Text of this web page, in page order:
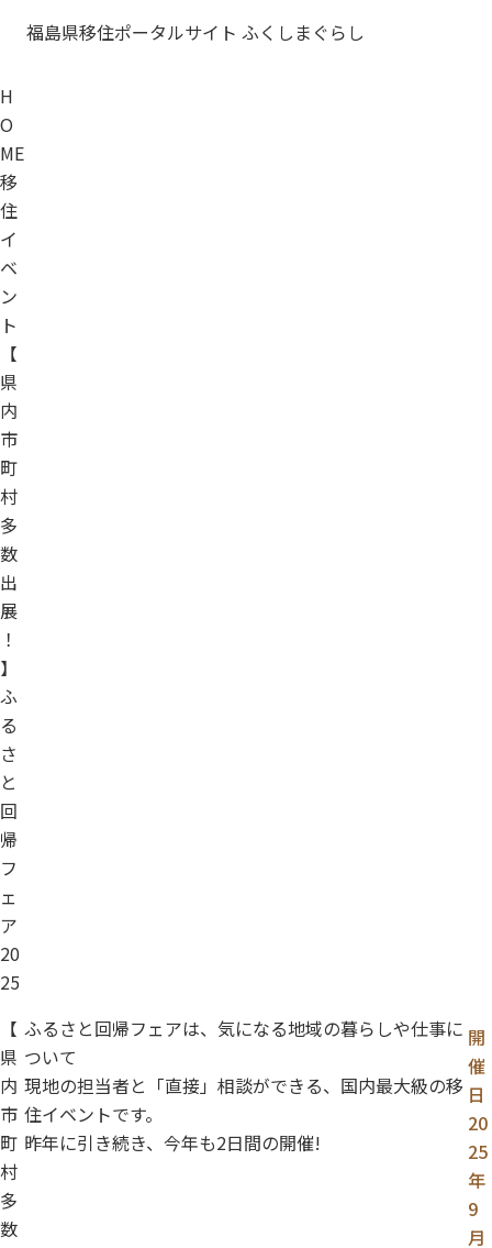
福島県移住ポータルサイト ふくしまぐらし
H
O
ME
移
住
イ
ベ
ン
ト
【
県
内
市
町
村
多
数
出
展
！
】
ふ
る
さ
と
回
帰
フ
ェ
ア
20
25
【
県
内
市
町
村
多
数
ふるさと回帰フェアは、気になる地域の暮らしや仕事に
ついて
現地の担当者と「直接」相談ができる、国内最大級の移
住イベントです。
昨年に引き続き、今年も2日間の開催!
開
催
日
20
25
年
9
月